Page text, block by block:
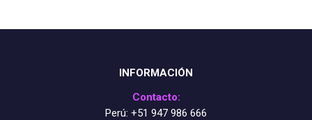
INFORMACIÓN
Contacto:
Perú: +51 947 986 666